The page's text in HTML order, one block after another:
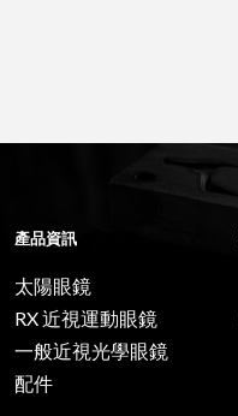
產品資訊
太陽眼鏡
RX 近視運動眼鏡
一般近視光學眼鏡
配件